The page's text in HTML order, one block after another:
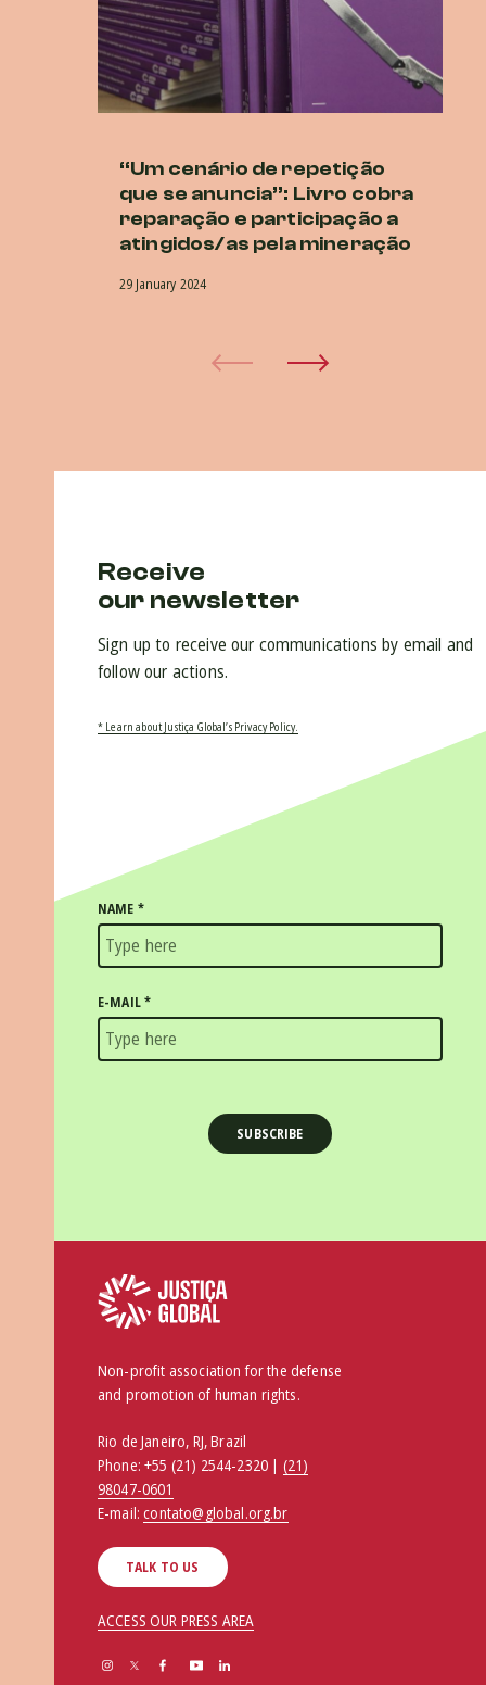
“Um cenário de repetição
que se anuncia”: Livro cobra
reparação e participação a
atingidos/as pela mineração
29 January 2024
Receive
our newsletter
Sign up to receive our communications by email and
follow our actions.
* Learn about Justiça Global’s Privacy Policy.
NAME *
E-MAIL*
Non-profit association for the defense
and promotion of human rights.
Rio de Janeiro, RJ, Brazil
Phone:+55 (21) 2544-2320 | (21)
98047-0601
E-mail:contato@global.org.br
TALK TO US
ACCESS OUR PRESS AREA